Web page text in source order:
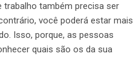
trabalho também precisa ser
você poderá estar mais
Isso, porque, as pessoas
quais são os da sua